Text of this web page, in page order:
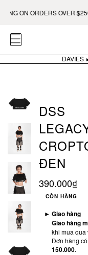
ON ORDERS OVER $250.
DAVIES
DSS
ĐEN
390.000₫
CÒN HÀNG
► Giao hàng
Giao hàng
khi mua qua
Đơn hàng
150.000.